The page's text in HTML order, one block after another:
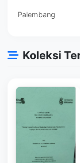
Palembang
Koleksi